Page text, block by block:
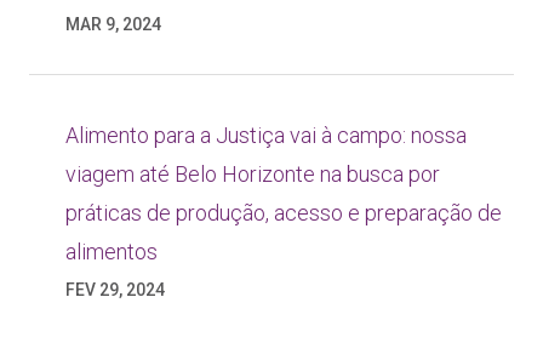
MAR 9, 2024
Alimento para a Justiça vai à campo: nossa
viagem até Belo Horizonte na busca por
práticas de produção, acesso e preparação de
alimentos
FEV 29, 2024